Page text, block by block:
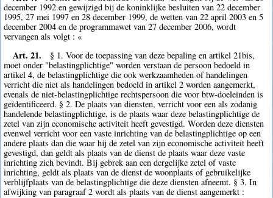
december 1992 en gewijzigd bij de koninklijke besluiten van 22 december
1995, 27 mei 1997 en 28 december 1999, de wetten van 22 april 2003 en 5
december 2004 en de programmawet van 27 december 2006, wordt
vervangen als volgt : «
Art. 21.
§ 1. Voor de toepassing van deze bepaling en artikel 21bis,
moet onder "belastingplichtige" worden verstaan de persoon bedoeld in
artikel 4, de belastingplichtige die ook werkzaamheden of handelingen
verricht die niet als handelingen bedoeld in artikel 2 worden aangemerkt,
evenals de niet-belastingplichtige rechtspersoon die voor btw-doeleinden is
geïdentificeerd. § 2. De plaats van diensten, verricht voor een als zodanig
handelende belastingplichtige, is de plaats waar deze belastingplichtige de
zetel van zijn economische activiteit heeft gevestigd. Worden deze diensten
evenwel verricht voor een vaste inrichting van de belastingplichtige op een
andere plaats dan die waar hij de zetel van zijn economische activiteit heeft
gevestigd, dan geldt als plaats van de dienst de plaats waar deze vaste
inrichting zich bevindt. Bij gebrek aan een dergelijke zetel of vaste
inrichting, geldt als plaats van de dienst de woonplaats of gebruikelijke
verblijfplaats van de belastingplichtige die deze diensten afneemt. § 3. In
afwijking van paragraaf 2 wordt als plaats van de dienst aangemerkt :